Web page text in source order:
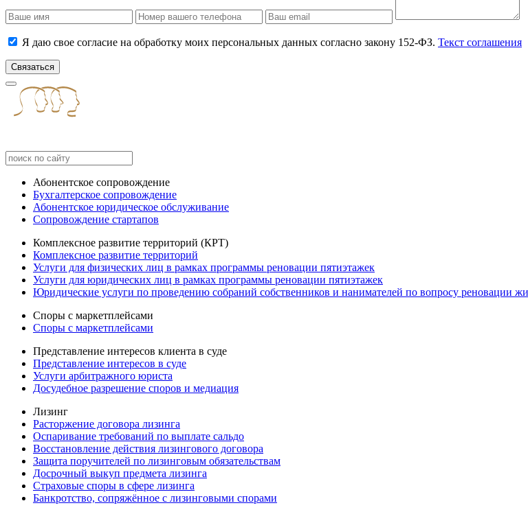
Я даю свое согласие на обработку моих персональных данных согласно закону 152-ФЗ. Текст соглашения
Связаться
Абонентское сопровождение
Бухгалтерское сопровождение
Абонентское юридическое обслуживание
Сопровождение стартапов
Комплексное развитие территорий (КРТ)
Комплексное развитие территорий
Услуги для физических лиц в рамках программы реновации пятиэтажек
Услуги для юридических лиц в рамках программы реновации пятиэтажек
Юридические услуги по проведению собраний собственников и нанимателей по вопросу реновации
Споры с маркетплейсами
Споры с маркетплейсами
Представление интересов клиента в суде
Представление интересов в суде
Услуги арбитражного юриста
Досудебное разрешение споров и медиация
Лизинг
Расторжение договора лизинга
Оспаривание требований по выплате сальдо
Восстановление действия лизингового договора
Защита поручителей по лизинговым обязательствам
Досрочный выкуп предмета лизинга
Страховые споры в сфере лизинга
Банкротство, сопряжённое с лизинговыми спорами